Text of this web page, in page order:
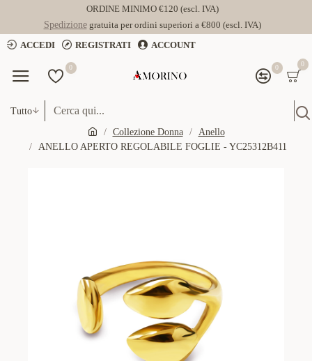
ORDINE MINIMO €120 (escl. IVA)
Spedizionegratuita per ordini superiori a €800 (escl. IVA)
ACCEDI
REGISTRATI ACCOUNT
0 0 0
Tutto
Collezione Donna
Anello
ANELLO APERTO REGOLABILE FOGLIE - YC25312B411